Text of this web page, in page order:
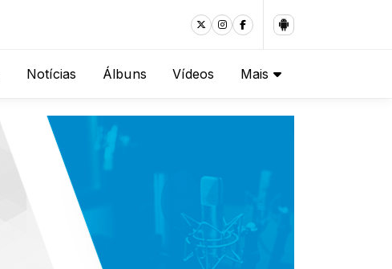
Notícias Álbuns Vídeos Mais